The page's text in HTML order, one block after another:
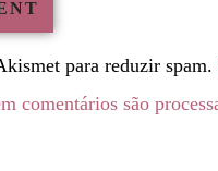
para reduzir spam.
comentários são